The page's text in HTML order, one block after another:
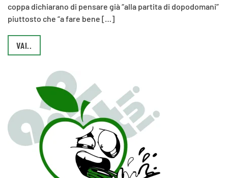
coppa dichiarano di pensare già “alla partita di dopodomani”
piuttosto che “a fare bene […]
VAI..